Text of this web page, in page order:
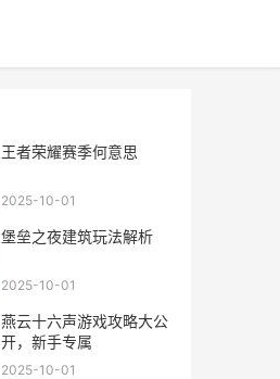
王者荣耀赛季何意思
2025-10-01
堡垒之夜建筑玩法解析
2025-10-01
燕云十六声游戏攻略大公
开，新手专属
2025-10-01